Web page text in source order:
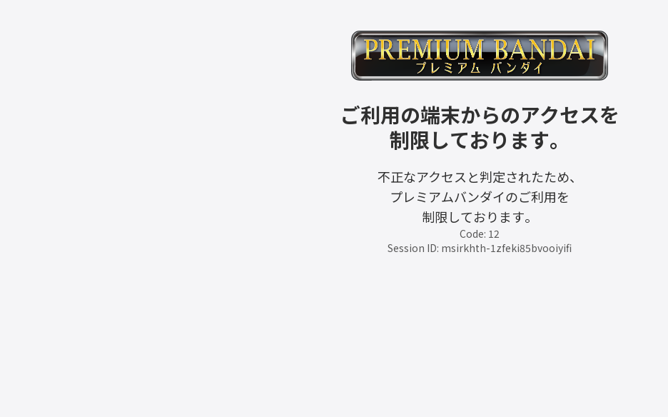
ご利用の端末からのアクセスを
制限しております。
不正なアクセスと判定されたため、
プレミアムバンダイのご利用を
制限しております。
Code: 12
Session ID: msirkhth-1zfeki85bvooiyifi